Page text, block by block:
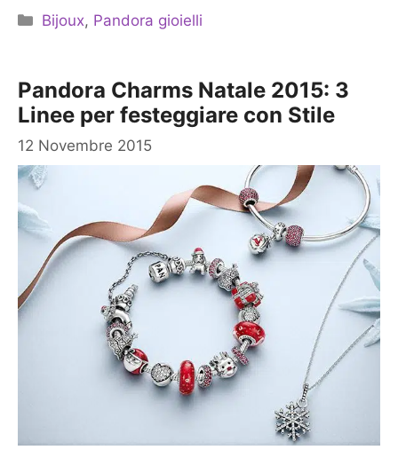
Categorie
Bijoux, Pandora gioielli
Pandora Charms Natale 2015: 3
Linee per festeggiare con Stile
12 Novembre 2015